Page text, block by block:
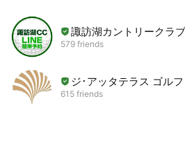
諏訪湖カントリークラ
579 friends
ジ･アッタテラス ゴル
615 friends